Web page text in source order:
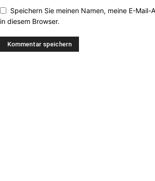
Speichern Sie meinen Namen, meine E-
in diesem Browser.